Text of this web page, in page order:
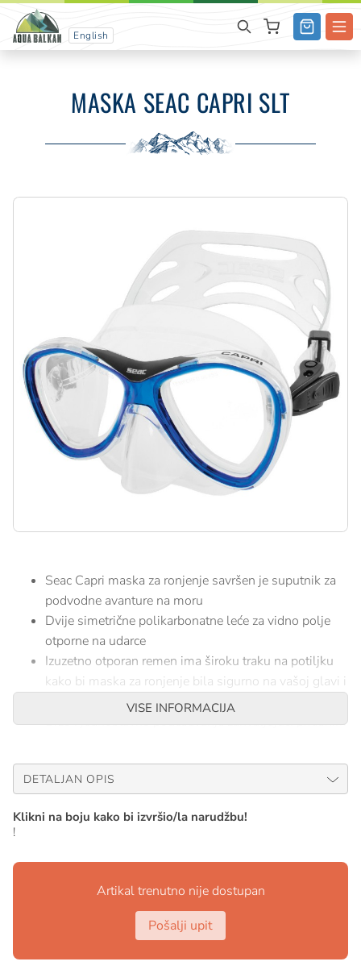
English
MASKA SEAC CAPRI SLT
Seac Capri maska za ronjenje savršen je suputnik za
podvodne avanture na moru
Dvije simetrične polikarbonatne leće za vidno polje
otporne na udarce
Izuzetno otporan remen ima široku traku na potiljku
kako bi maska za ronjenje bila sigurno na vašoj glavi i
Brzo i jednostavno podešavanje zahvaljujući pritisnim
Mekani, hipoalergenski silikonski materijal za lice
VISE INFORMACIJA
DETALJAN OPIS
Klikni na boju kako bi izvršio/la narudžbu!
!
Artikal trenutno nije dostupan
Pošalji upit